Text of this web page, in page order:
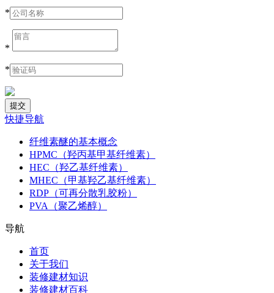
*
*
*
快捷导航
纤维素醚的基本概念
HPMC（羟丙基甲基纤维素）
HEC（羟乙基纤维素）
MHEC（甲基羟乙基纤维素）
RDP（可再分散乳胶粉）
PVA（聚乙烯醇）
导航
首页
关于我们
装修建材知识
装修建材百科